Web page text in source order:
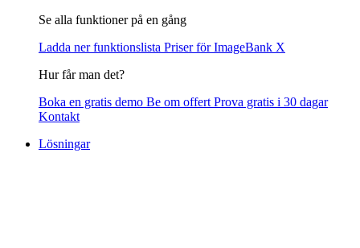
Se alla funktioner på en gång
Ladda ner funktionslista Priser för ImageBank X
Hur får man det?
Boka en gratis demo Be om offert Prova gratis i 30 dagar
Kontakt
Lösningar